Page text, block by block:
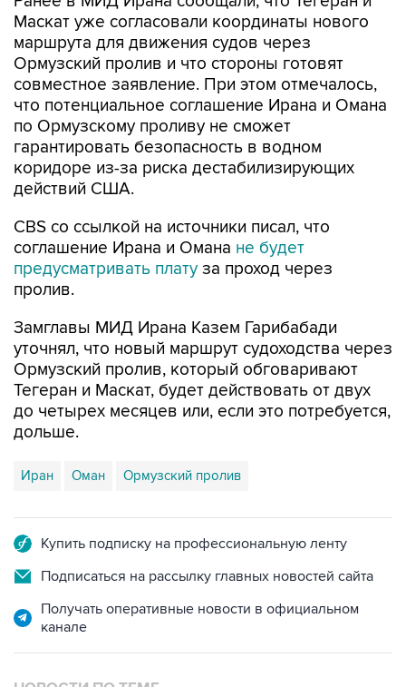
Маскат уже согласовали координаты нового
маршрута для движения судов через
Ормузский пролив и что стороны готовят
совместное заявление. При этом отмечалось,
что потенциальное соглашение Ирана и Омана
по Ормузскому проливу не сможет
гарантировать безопасность в водном
коридоре из-за риска дестабилизирующих
действий США.
CBS со ссылкой на источники писал, что
соглашение Ирана и Омана не будет
предусматривать плату за проход через
пролив.
Замглавы МИД Ирана Казем Гарибабади
уточнял, что новый маршрут судоходства через
Ормузский пролив, который обговаривают
Тегеран и Маскат, будет действовать от двух
до четырех месяцев или, если это потребуется,
дольше.
Иран Оман Ормузский пролив
Купить подписку на профессиональную ленту
Подписаться на рассылку главных новостей сайта
Получать оперативные новости в официальном
канале